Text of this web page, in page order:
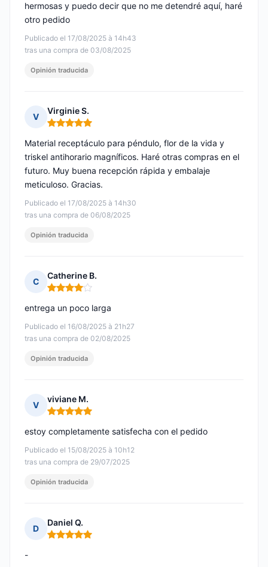
Publicado el 17/08/2025 à 14h43
tras una compra de 03/08/2025
hermosas y puedo decir que no me detendré aquí, haré
otro pedido
Opinión traducida
V
Virginie S.
Nota: 5 de 5
Publicado el 17/08/2025 à 14h30
tras una compra de 06/08/2025
Material receptáculo para péndulo, flor de la vida y
triskel antihorario magníficos. Haré otras compras en el
futuro. Muy buena recepción rápida y embalaje
meticuloso. Gracias.
Opinión traducida
C
Catherine B.
Nota: 4 de 5
Publicado el 16/08/2025 à 21h27
tras una compra de 02/08/2025
entrega un poco larga
Opinión traducida
V
viviane M.
Nota: 5 de 5
Publicado el 15/08/2025 à 10h12
tras una compra de 29/07/2025
estoy completamente satisfecha con el pedido
Opinión traducida
D
Daniel Q.
Nota: 5 de 5
-